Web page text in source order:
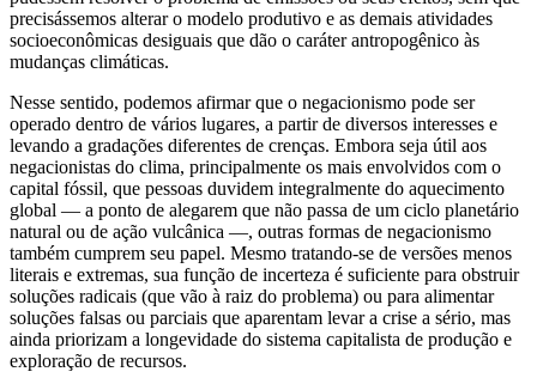
precisássemos alterar o modelo produtivo e as demais atividades
socioeconômicas desiguais que dão o caráter antropogênico às
mudanças climáticas.
Nesse sentido, podemos afirmar que o negacionismo pode ser
operado dentro de vários lugares, a partir de diversos interesses e
levando a gradações diferentes de crenças. Embora seja útil aos
negacionistas do clima, principalmente os mais envolvidos com o
capital fóssil, que pessoas duvidem integralmente do aquecimento
global — a ponto de alegarem que não passa de um ciclo planetário
natural ou de ação vulcânica —, outras formas de negacionismo
também cumprem seu papel. Mesmo tratando-se de versões menos
literais e extremas, sua função de incerteza é suficiente para obstruir
soluções radicais (que vão à raiz do problema) ou para alimentar
soluções falsas ou parciais que aparentam levar a crise a sério, mas
ainda priorizam a longevidade do sistema capitalista de produção e
exploração de recursos.